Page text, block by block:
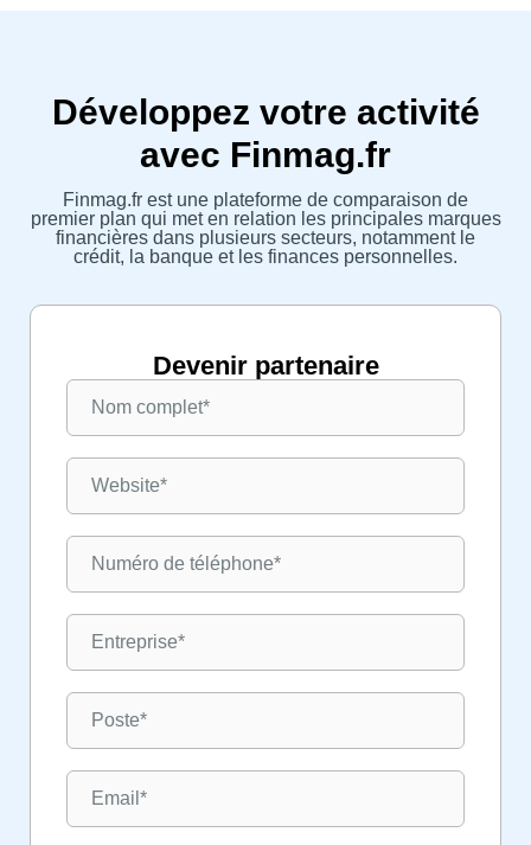
Développez votre activité
avec Finmag.fr
Finmag.fr est une plateforme de comparaison de
premier plan qui met en relation les principales marques
financières dans plusieurs secteurs, notamment le
crédit, la banque et les finances personnelles.
Devenir partenaire